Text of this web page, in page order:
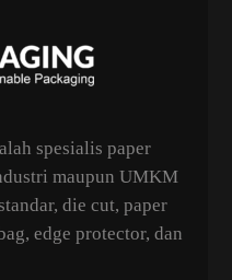
spesialis paper
maupun UMKM
die cut, paper
edge protector, dan